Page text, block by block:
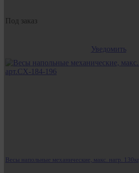
Под заказ
Уведомить
Весы напольные механические, макс. нагр.